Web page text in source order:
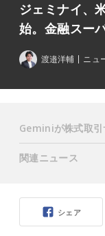
ジェミナイ、
始。金融スー
渡邉洋輔 ニュ
シェア
Geminiが株式取
関連ニュース